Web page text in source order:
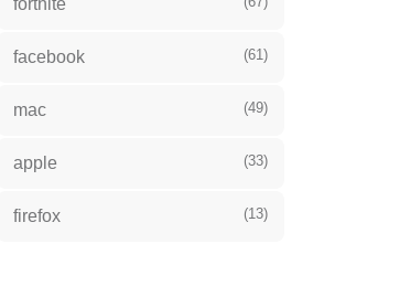
facebook (61)
mac (49)
apple (33)
firefox (13)